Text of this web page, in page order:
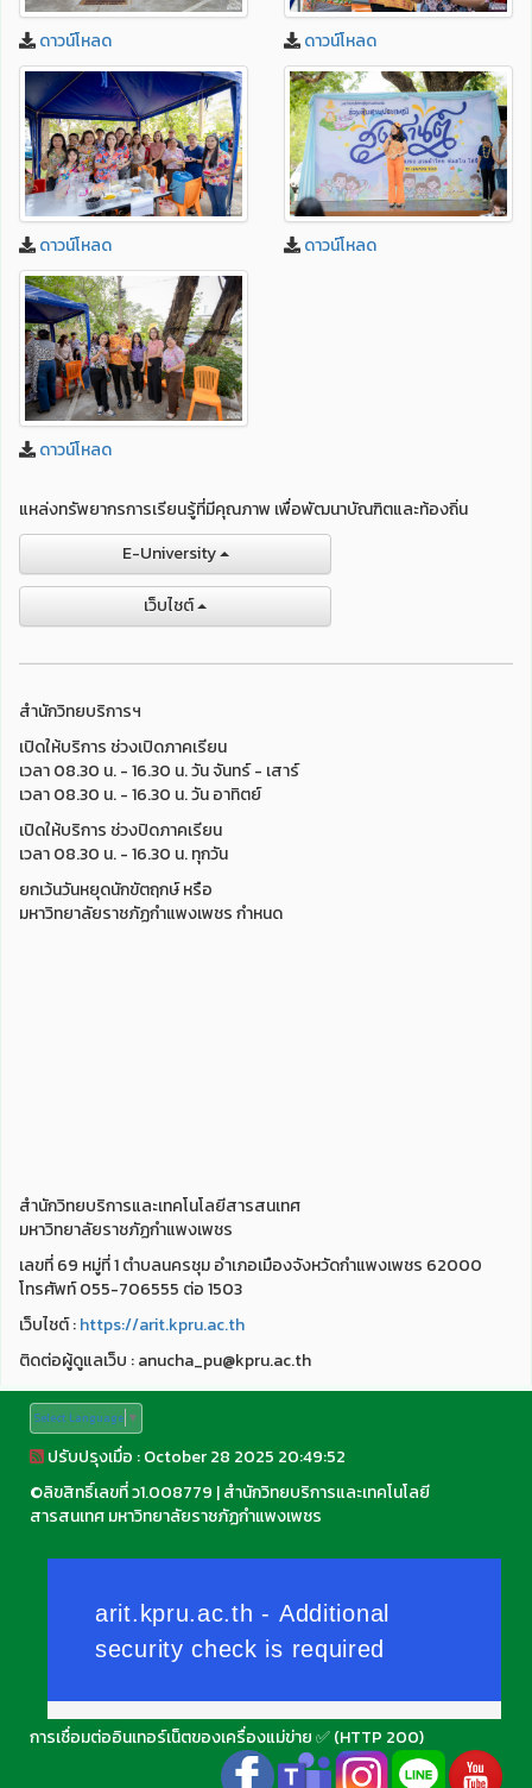
ดาวน์โหลด ดาวน์โหลด
ดาวน์โหลด ดาวน์โหลด
ดาวน์โหลด
แหล่งทรัพยากรการเรียนรู้ที่มีคุณภาพ เพื่อพัฒนาบัณฑิตและท้องถิ่น
E-University
เว็บไชต์
สำนักวิทยบริการฯ
เปิดให้บริการ ช่วงเปิดภาคเรียน
เวลา 08.30 น. - 16.30 น. วัน จันทร์ - เสาร์
เวลา 08.30 น. - 16.30 น. วัน อาทิตย์
เปิดให้บริการ ช่วงปิดภาคเรียน
เวลา 08.30 น. - 16.30 น. ทุกวัน
ยกเว้นวันหยุดนักขัตฤกษ์ หรือ
มหาวิทยาลัยราชภัฏกำแพงเพชร กำหนด
สำนักวิทยบริการและเทคโนโลยีสารสนเทศ
มหาวิทยาลัยราชภัฏกำแพงเพชร
เลขที่ 69 หมู่ที่ 1 ตำบลนครชุม อำเภอเมืองจังหวัดกำแพงเพชร 62000
โทรศัพท์ 055-706555 ต่อ 1503
เว็บไชต์ :https://arit.kpru.ac.th
ติดต่อผู้ดูแลเว็บ : anucha_pu@kpru.ac.th
Select Language ▼
ปรับปรุงเมื่อ : October 28 2025 20:49:52
©ลิขสิทธิ์เลขที่ ว1.008779 |สำนักวิทยบริการและเทคโนโลยี
สารสนเทศ มหาวิทยาลัยราชภัฏกำแพงเพชร
การเชื่อมต่ออินเทอร์เน็ตของเครื่องแม่ข่าย ✅ (HTTP 200)